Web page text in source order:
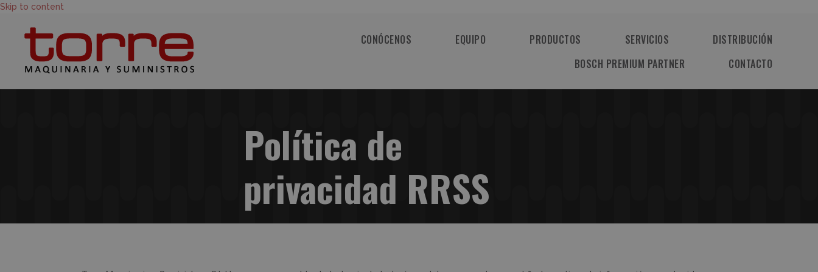
Skip to content
CONÓCENOS EQUIPO PRODUCTOS SERVICIOS
DISTRIBUCIÓN
BOSCH PREMIUM PARTNER
CONTACTO
Política de
privacidad RRSS